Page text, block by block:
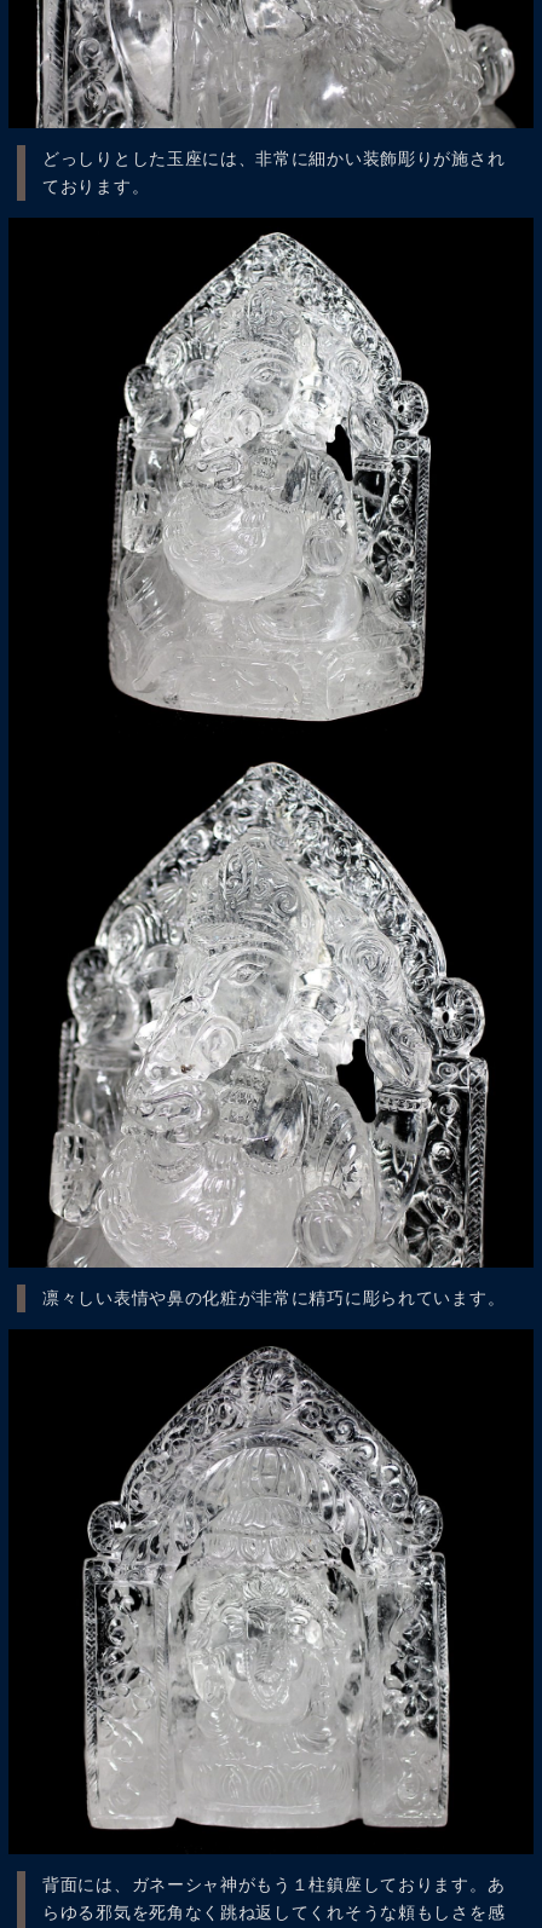
どっしりとした玉座には、非常に細かい装飾彫りが施され
ております。
凛々しい表情や鼻の化粧が非常に精巧に彫られています。
背面には、ガネーシャ神がもう１柱鎮座しております。あ
らゆる邪気を死角なく跳ね返してくれそうな頼もしさを感